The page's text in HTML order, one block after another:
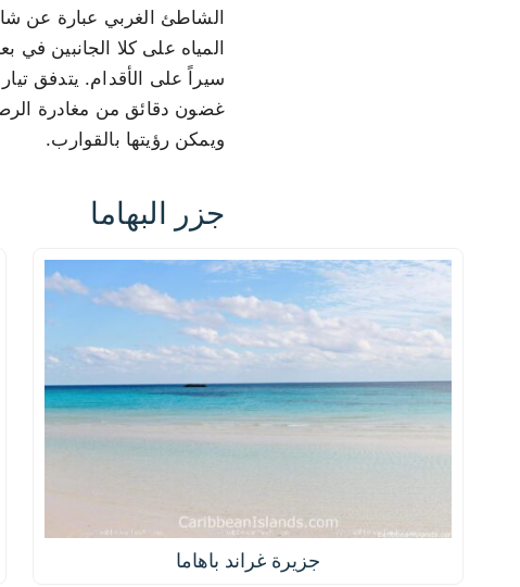
المياه على كلا الجانبين
سيراً على الأقدام. يتدفق
غضون دقائق من مغادرة
ويمكن رؤيتها بالقوارب.
جزر البهاما
جزيرة غراند باهاما